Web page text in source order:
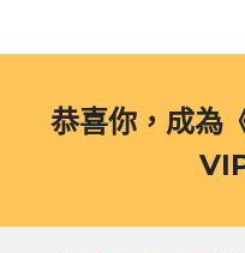
恭喜你，成